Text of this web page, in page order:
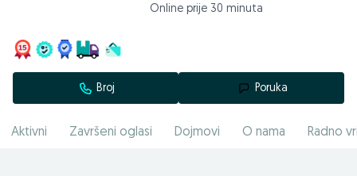
Online prije 30 minuta
Broj Poruka
Aktivni Završeni oglasi Dojmovi O nama Radno